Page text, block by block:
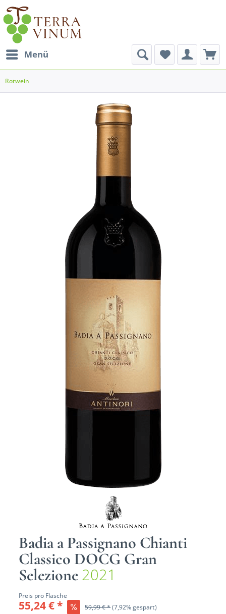
Menü
Rotwein
Badia a Passignano Chianti
Classico DOCG Gran
Selezione 2021
Preis pro Flasche
55,24 € * 59,99 € *(7,92% gespart)